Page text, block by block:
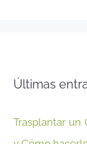
Últimas
Trasplantar un